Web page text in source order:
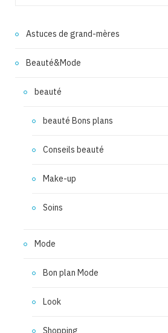
Astuces de grand-mères
Beauté&Mode
beauté
beauté Bons plans
Conseils beauté
Make-up
Soins
Mode
Bon plan Mode
Look
Shopping